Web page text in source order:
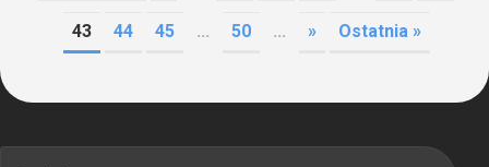
43 44 45 ... 50 ... » Ostatnia »